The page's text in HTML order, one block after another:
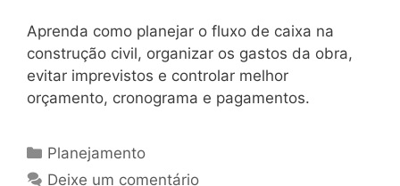
Aprenda como planejar o fluxo de caixa na
construção civil, organizar os gastos da obra,
evitar imprevistos e controlar melhor
orçamento, cronograma e pagamentos.
Planejamento
Deixe um comentário